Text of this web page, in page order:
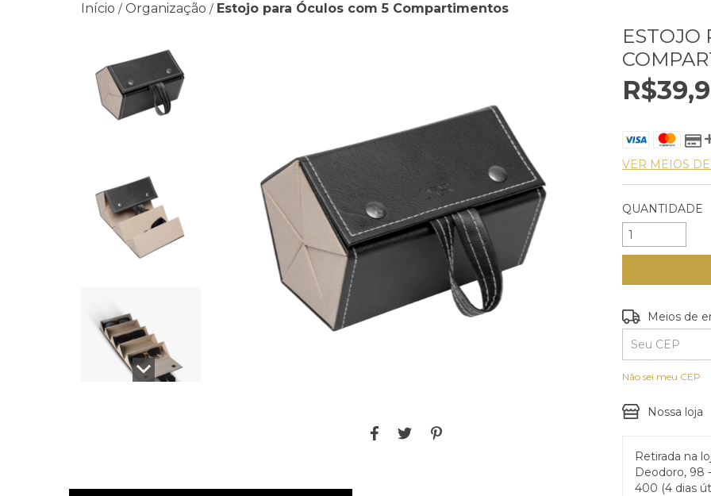
Início / Organização / Estojo para Óculos com 5 Compartimentos
ESTOJO
VER MEIOS
QUANTIDADE
Entregas para o
Meios de
Não sei meu CEP
Nossa loja
Retirada na
Deodoro, 98
400 (4 dias